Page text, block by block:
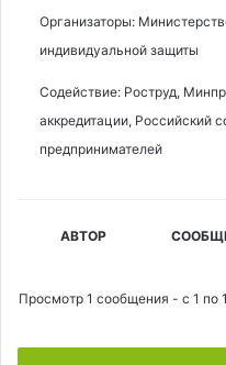
Организаторы:
индивидуальной защиты
Содействие: Роструд,
аккредитации, Российский
предпринимателей
АВТОР
Просмотр 1 сообщения - с 1 по